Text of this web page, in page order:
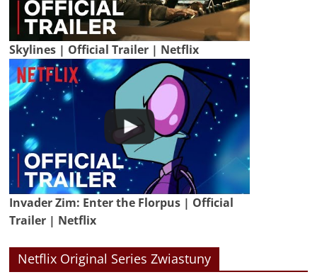
Skylines | Official Trailer | Netflix
Invader Zim: Enter the Florpus | Official
Trailer | Netflix
Netflix Original Series Zwiastuny